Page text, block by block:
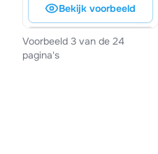
Bekijk voorbeeld
Voorbeeld 3 van de 24
pagina's